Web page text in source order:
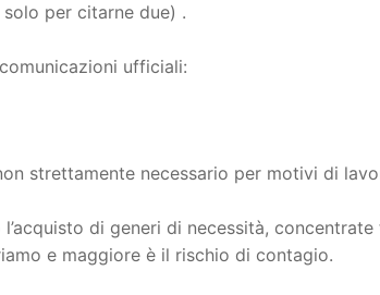
per citarne due) .
ufficiali:
strettamente necessario per motivi di
di generi di necessità,
e maggiore è il rischio di contagio.